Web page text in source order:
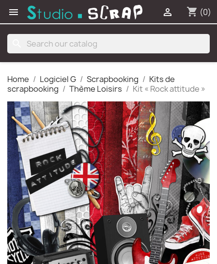
 shopping_cart (0)

Home Logiciel G Scrapbooking
Kits de
scrapbooking
Thème Loisirs Kit « Rock attitude »